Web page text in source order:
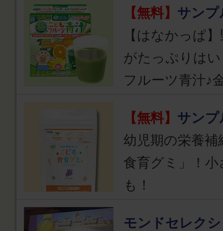
【無料】 サンプ
【はなかっぱ
がたっぷりは
フルーツ青汁♪
【無料】 サンプ
幼児期の栄養
食育グミ」！
も！
モンドセレク